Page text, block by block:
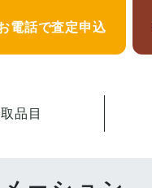
電話で査定申込
品目